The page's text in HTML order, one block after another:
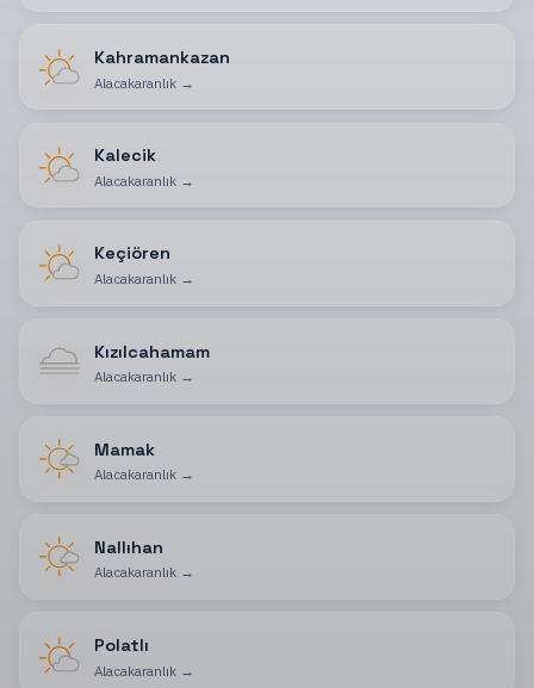
Kahramankazan
Alacakaranlık→
Kalecik
Alacakaranlık→
Keçiören
Alacakaranlık→
Kızılcahamam
Alacakaranlık→
Mamak
Alacakaranlık→
Nallıhan
Alacakaranlık→
Polatlı
Alacakaranlık→